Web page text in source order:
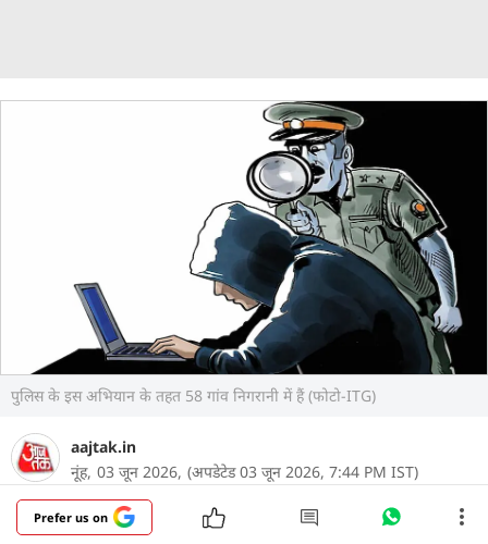
पुलिस के इस अभियान के तहत 58 गांव निगरानी में हैं (फोटो-ITG)
aajtak.in
नूंह, 03 जून 2026, (अपडेटेड 03 जून 2026, 7:44 PM IST)
Prefer us on